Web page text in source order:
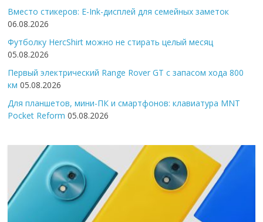
Вместо стикеров: E-Ink-дисплей для семейных заметок
06.08.2026
Футболку HercShirt можно не стирать целый месяц
05.08.2026
Первый электрический Range Rover GT с запасом хода 800
км 05.08.2026
Для планшетов, мини-ПК и смартфонов: клавиатура MNT
Pocket Reform 05.08.2026